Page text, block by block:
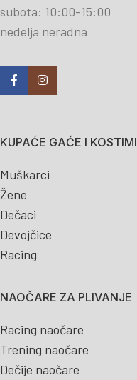
subota: 10:00-15:00
nedelja neradna
KUPAĆE GAĆE I KOSTIMI
Muškarci
Žene
Dečaci
Devojčice
Racing
NAOČARE ZA PLIVANJE
Racing naočare
Trening naočare
Dečije naočare